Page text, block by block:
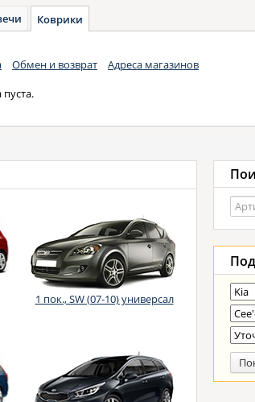
Коврики
Обмен и возврат Адреса магазинов
пуста.
1 пок., SW (07-10) универсал